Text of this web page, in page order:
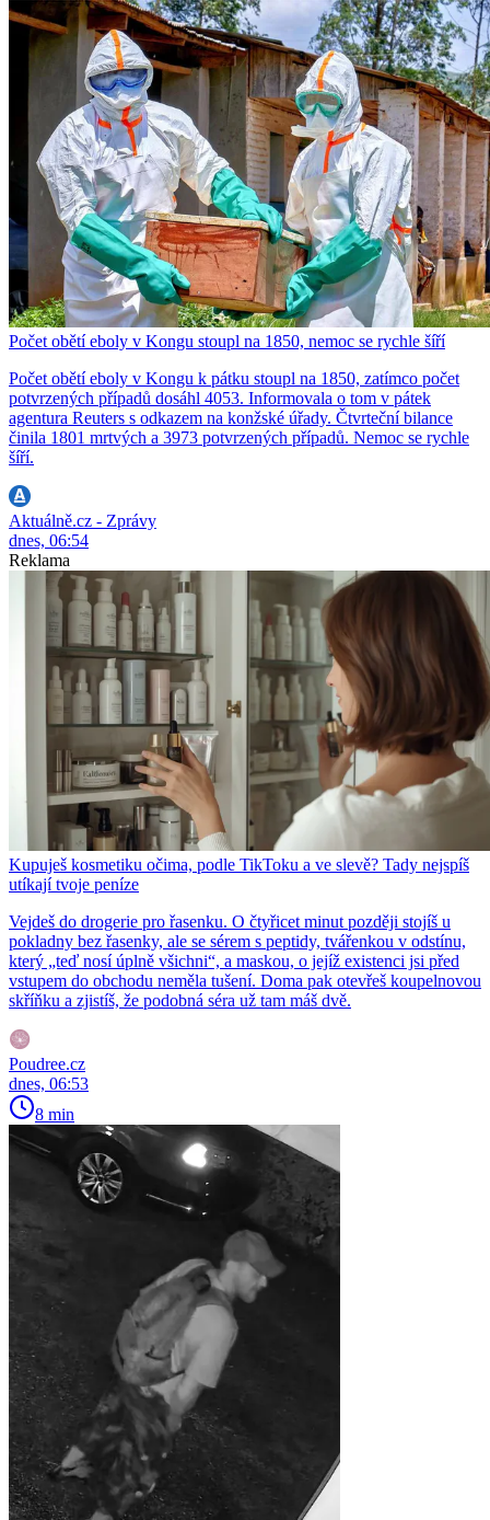
Počet obětí eboly v Kongu stoupl na 1850, nemoc se rychle šíří
Počet obětí eboly v Kongu k pátku stoupl na 1850, zatímco počet
potvrzených případů dosáhl 4053. Informovala o tom v pátek
agentura Reuters s odkazem na konžské úřady. Čtvrteční bilance
činila 1801 mrtvých a 3973 potvrzených případů. Nemoc se rychle
šíří.
Aktuálně.cz - Zprávy
dnes, 06:54
Reklama
Kupuješ kosmetiku očima, podle TikToku a ve slevě? Tady nejspíš
utíkají tvoje peníze
Vejdeš do drogerie pro řasenku. O čtyřicet minut později stojíš u
pokladny bez řasenky, ale se sérem s peptidy, tvářenkou v odstínu,
který „teď nosí úplně všichni“, a maskou, o jejíž existenci jsi před
vstupem do obchodu neměla tušení. Doma pak otevřeš koupelnovou
skříňku a zjistíš, že podobná séra už tam máš dvě.
Poudree.cz
dnes, 06:53
8 min